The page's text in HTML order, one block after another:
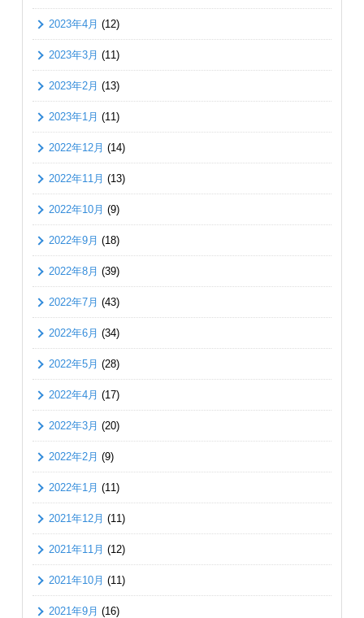
2023年4月 (12)
2023年3月 (11)
2023年2月 (13)
2023年1月 (11)
2022年12月 (14)
2022年11月 (13)
2022年10月 (9)
2022年9月 (18)
2022年8月 (39)
2022年7月 (43)
2022年6月 (34)
2022年5月 (28)
2022年4月 (17)
2022年3月 (20)
2022年2月 (9)
2022年1月 (11)
2021年12月 (11)
2021年11月 (12)
2021年10月 (11)
2021年9月 (16)